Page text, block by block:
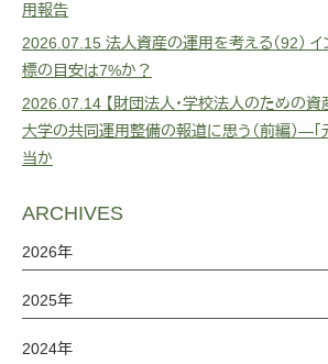
用報告
2026.07.15 法人資産の運用を考える（92）
標の目安は7%か？
2026.07.14 【財団法人・学校法人のための
大学の共同運用整備の報道に思う（前編）―「
当か
ARCHIVES
2026年
2025年
2024年